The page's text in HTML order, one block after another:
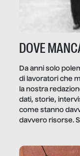
DOVE
Da anni solo
di lavoratori che
la nostra
dati, storie,
come stanno
davvero risorse.